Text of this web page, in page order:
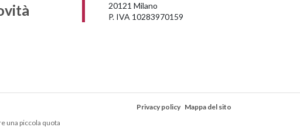
20121 Milano
P. IVA 10283970159
Privacy policy Mappa del sito
una piccola quota